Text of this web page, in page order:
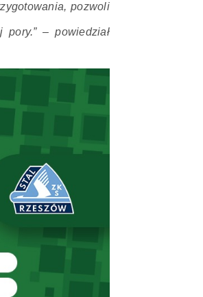
pozwoli
– powiedział